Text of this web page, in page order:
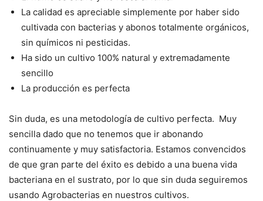
La calidad es apreciable simplemente por haber sido
cultivada con bacterias y abonos totalmente orgánicos,
sin químicos ni pesticidas.
Ha sido un cultivo 100% natural y extremadamente
sencillo
La producción es perfecta
Sin duda, es una metodología de cultivo perfecta. Muy
sencilla dado que no tenemos que ir abonando
continuamente y muy satisfactoria. Estamos convencidos
de que gran parte del éxito es debido a una buena vida
bacteriana en el sustrato, por lo que sin duda seguiremos
usando Agrobacterias en nuestros cultivos.